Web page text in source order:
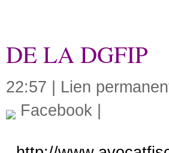
DE LA DGFIP
22:57 | Lien
Facebook